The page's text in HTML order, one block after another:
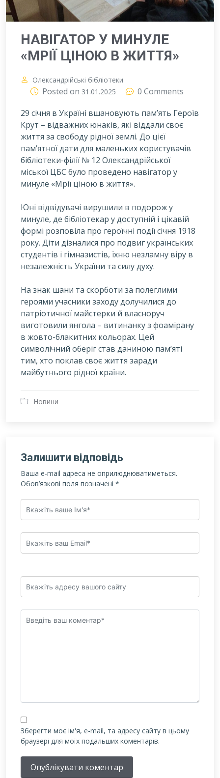
НАВІГАТОР У МИНУЛЕ
«МРІЇ ЦІНОЮ В ЖИТТЯ»
Олександрійські бібліотеки
Posted on 31.01.2025
0 Comments
29 січня в Україні вшановують пам’ять Героїв
Крут – відважних юнаків, які віддали своє
життя за свободу рідної землі. До цієї
пам’ятної дати для маленьких користувачів
бібліотеки-філії № 12 Олександрійської
міської ЦБС було проведено навігатор у
минуле «Мрії ціною в життя».
Юні відвідувачі вирушили в подорож у
минуле, де бібліотекар у доступній і цікавій
формі розповіла про героїчні події січня 1918
року. Діти дізналися про подвиг українських
студентів і гімназистів, їхню незламну віру в
незалежність України та силу духу.
На знак шани та скорботи за полеглими
героями учасники заходу долучилися до
патріотичної майстерки й власноруч
виготовили янгола – витинанку з фоамірану
в жовто-блакитних кольорах. Цей
символічний оберіг став даниною пам’яті
тим, хто поклав своє життя заради
майбутнього рідної країни.
Новини
Залишити відповідь
Ваша e-mail адреса не оприлюднюватиметься.
Обов’язкові поля позначені *
Зберегти моє ім'я, e-mail, та адресу сайту в цьому
браузері для моїх подальших коментарів.
Опублікувати коментар